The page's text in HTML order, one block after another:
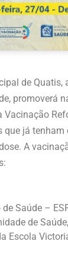
de Quatis,
promoverá
Vacinação
que já
A
Saúde –
de
Escola